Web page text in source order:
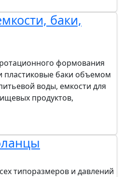
баки,
формования
пластиковые баки объемом
воды, емкости для
продуктов,
типоразмеров и давлений